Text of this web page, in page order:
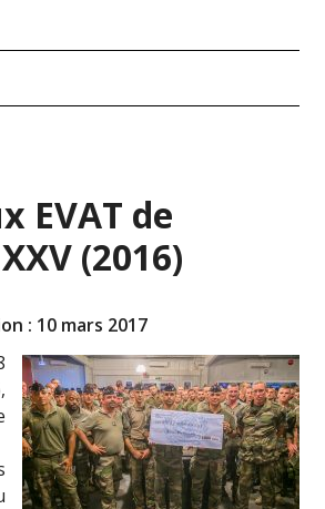
EVAT de
(2016)
: 10 mars 2017